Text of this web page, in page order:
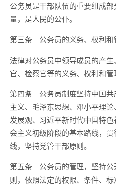
公务员是干部队伍的重要组成
量，是人民的公仆。
第三条
公务员的义务、权利和
法律对公务员中领导成员的产
官、检察官等的义务、权利和管
第四条
公务员制度坚持中国共
主义、毛泽东思想、邓小平理
发展观、习近平新时代中国特
会主义初级阶段的基本路线，
线，坚持党管干部原则。
第五条
公务员的管理，坚持公
则，依照法定的权限、条件、标